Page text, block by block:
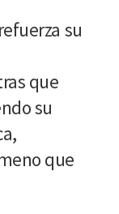
su
que
su
que